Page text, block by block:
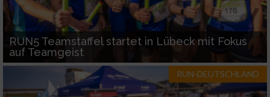
RUN5 Teamstaffel startet in Lübeck mit Fokus
auf Teamgeist
RUN-DEUTSCHLAND